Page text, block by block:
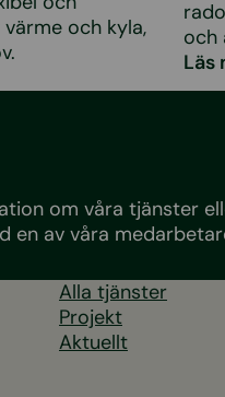
och kyla,
och
Läs
om våra tjänster
en av våra
Alla tjänster
Projekt
Aktuellt